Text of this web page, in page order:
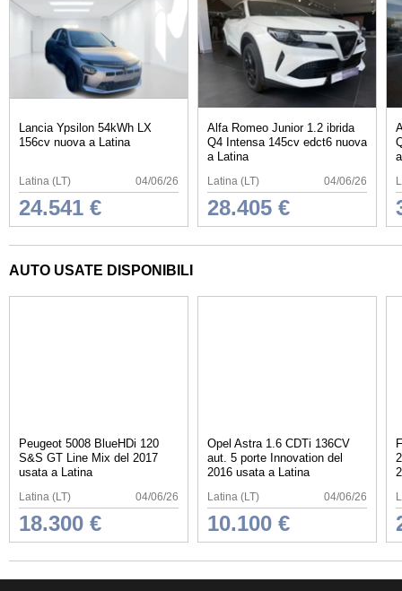
Lancia Ypsilon 54kWh LX
156cv nuova a Latina
Latina (LT) 04/06/26
24.541 €
Alfa Romeo Junior 1.2 ibrida
Q4 Intensa 145cv edct6 nuova
a Latina
Latina (LT) 04/06/26
28.405 €
AUTO USATE DISPONIBILI
Peugeot 5008 BlueHDi 120
S&S GT Line Mix del 2017
usata a Latina
Latina (LT) 04/06/26
18.300 €
Opel Astra 1.6 CDTi 136CV
aut. 5 porte Innovation del
2016 usata a Latina
Latina (LT) 04/06/26
10.100 €